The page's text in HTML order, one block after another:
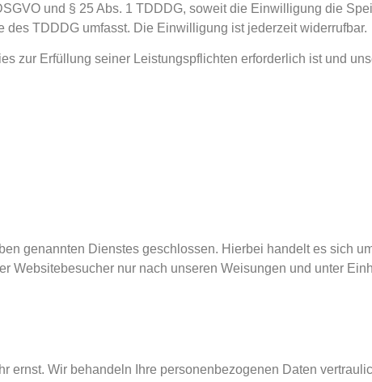
und § 25 Abs. 1 TDDDG, soweit die Einwilligung die
TDDDG umfasst. Die Einwilligung ist jederzeit widerrufbar.
zur Erfüllung seiner Leistungspflichten erforderlich ist und
genannten Dienstes geschlossen. Hierbei handelt es sich
Websitebesucher nur nach unseren Weisungen und unter
ernst. Wir behandeln Ihre personenbezogenen Daten